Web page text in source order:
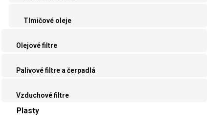
Tlmičové oleje
Olejové filtre
Palivové filtre a čerpadlá
Vzduchové filtre
Plasty